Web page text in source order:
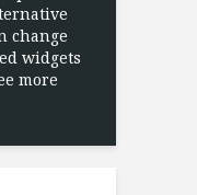
change
widgets
more